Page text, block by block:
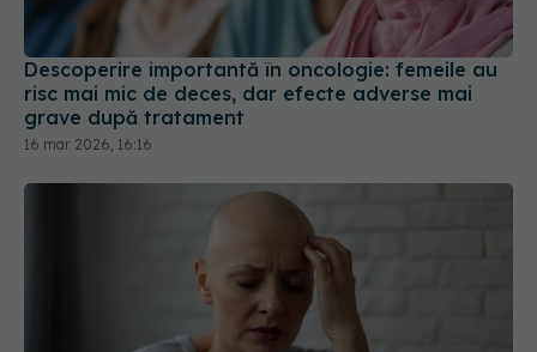
Descoperire importantă în oncologie: femeile au
risc mai mic de deces, dar efecte adverse mai
grave după tratament
16 mar 2026, 16:16